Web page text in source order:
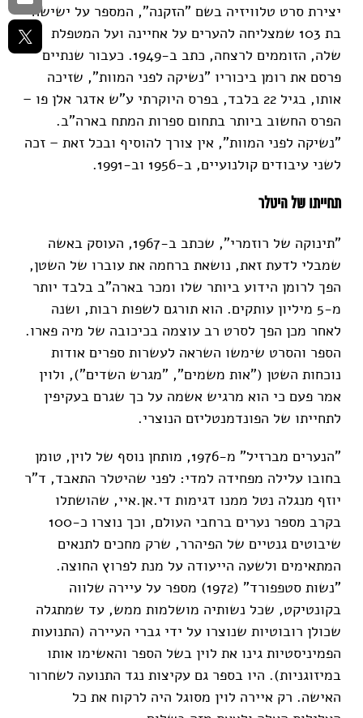
יצירת סרט טלוויזיה בשם "הזקנה", המספר על ישישה
בת 103 שמצליחה להערים על אחיינה ועל המטפלת
שלה, הזוממים לרצחה, כתב ב-1949. כעבור שנתיים
פרסם את רומן ביכוריו "נשיקה לפני המוות", שזיכה
אותו, בגיל 22 בלבד, בפרס היוקרתי ע"ש אדגר אלן פו –
הפרס החשוב ביותר בתחום ספרות המתח בארה"ב.
"נשיקה לפני המוות", אין צורך להוסיף ובכל זאת – זכה
לשני עיבודים קולנועיים, ב-1956 וב-1991.
תחייתו של היטלר
"תינוקה של רוזמרי", שכתב ב-1967, העוסק באשה
שמבלי לדעת זאת, נושאת ברחמה את עוברו של השטן,
הפך לרומן הידוע ביותר שלו ומכר בארה"ב בלבד יותר
מ-5 מיליון עותקים. הוא תורגם לשפות רבות, ושנה
לאחר מכן הפך לסרט רב עוצמה בכיכובה של מיה פארו.
הספר והסרט שימשו השראה לעשרות ספרים אודות
נוכחות השטן ("אות משמים", "מגרש השדים"), ולוין
אמר פעם כי הוא מרגיש אשמה על כך שגרם בעקיפין
לתחייתו של הפונדמנטליזם הנוצרי.
"הנערים מברזיל" מ-1976, מותחן נוסף של לוין, טומן
בחובו עלילה מפחידה למדי: לפני שהיטלר התאבד, ד"ר
יוזף מנגלה נטל ממנו דגימות די.אן.איי, שהושתלו
בקרב מספר נערים ברחבי העולם, וכך נוצרו כ-100
שיבוטים גנטיים של הפיהרר, שרק מחכים לתנאים
המתאימים ולשעה הייעודה על מנת לפרוץ החוצה.
"נשות סטפפורד" (1972) מספר על עיירה שלווה
בקונטיקט, שכל נשותיה מושלמות ממש, עד שמתגלה
שכולן רובוטיות שנוצרו על ידי גברי העיירה (התנועות
הפמיניסטיות גינו את לוין בשל הספר והאשימו אותו
במיזוגניות). היו בספר גם עקיצות נגד התנועה לשחרור
האישה. רק איירה לוין מסוגל היה לרקוח את כל